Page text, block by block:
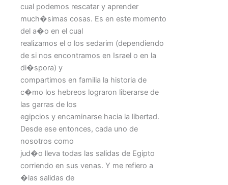
cual podemos rescatar y aprender
much�simas cosas. Es en este momento
del a�o en el cual
realizamos el o los sedarim (dependiendo
de si nos encontramos en Israel o en la
di�spora) y
compartimos en familia la historia de
c�mo los hebreos lograron liberarse de
las garras de los
egipcios y encaminarse hacia la libertad.
Desde ese entonces, cada uno de
nosotros como
jud�o lleva todas las salidas de Egipto
corriendo en sus venas. Y me refiero a
�las salidas de